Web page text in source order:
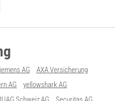
AG
AXA Versicherung
AG
yellowshark AG